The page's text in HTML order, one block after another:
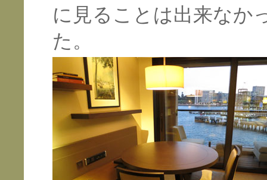
に見ることは出来なか
た。